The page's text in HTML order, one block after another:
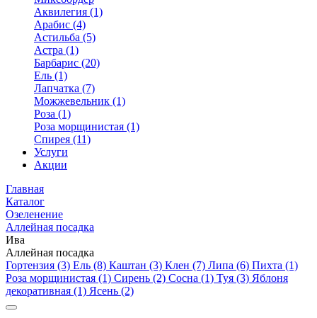
Аквилегия (1)
Арабис (4)
Астильба (5)
Астра (1)
Барбарис (20)
Ель (1)
Лапчатка (7)
Можжевельник (1)
Роза (1)
Роза морщинистая (1)
Спирея (11)
Услуги
Акции
Главная
Каталог
Озеленение
Аллейная посадка
Ива
Аллейная посадка
Гортензия (3) Ель (8) Каштан (3) Клен (7) Липа (6) Пихта (1)
Роза морщинистая (1) Сирень (2) Сосна (1) Туя (3) Яблоня
декоративная (1) Ясень (2)